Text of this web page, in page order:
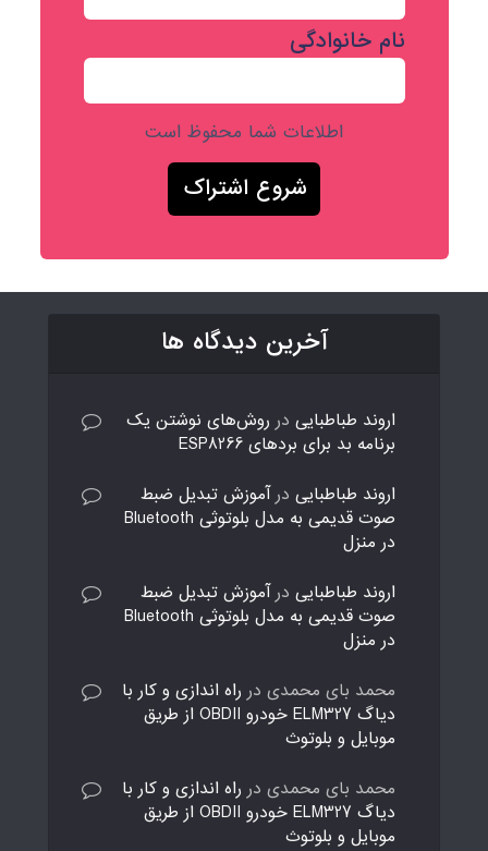
نام خانوادگی
اطلاعات شما محفوظ است
آخرین دیدگاه ها
اروند طباطبایی در روش‌های نوشتن یک
برنامه بد برای بردهای ESP8266
اروند طباطبایی درآموزش تبدیل ضبط
صوت قدیمی به مدل بلوتوثی Bluetooth
در منزل
اروند طباطبایی درآموزش تبدیل ضبط
صوت قدیمی به مدل بلوتوثی Bluetooth
در منزل
محمد بای محمدی در راه اندازی و کار با
دیاگ ELM327 خودرو OBDII از طریق
موبایل و بلوتوث
محمد بای محمدی در راه اندازی و کار با
دیاگ ELM327 خودرو OBDII از طریق
موبایل و بلوتوث